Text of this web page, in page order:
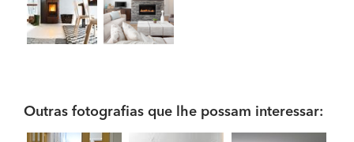
Outras fotografias que lhe possam interessar: